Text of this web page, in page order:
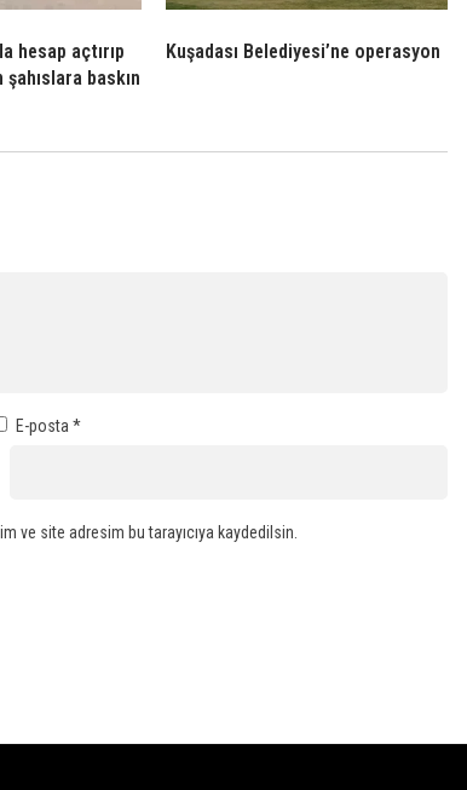
hesap açtırıp
baskın
Kuşadası Belediyesi’ne operasyon
E-posta *
ve site adresim bu tarayıcıya kaydedilsin.